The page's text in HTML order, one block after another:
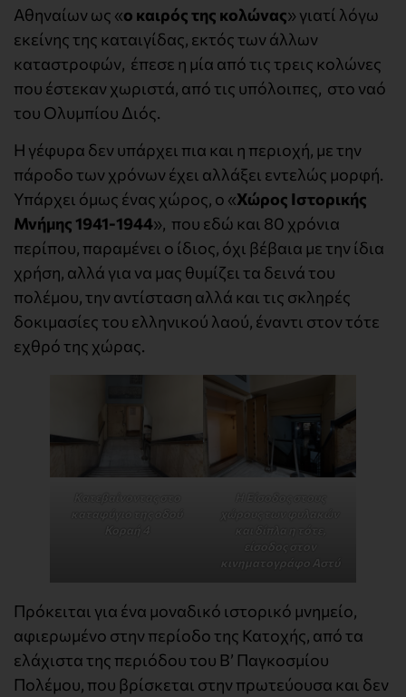
Αθηναίων ως «ο καιρός της κολώνας» γιατί λόγω
εκείνης της καταιγίδας, εκτός των άλλων
καταστροφών, έπεσε η μία από τις τρεις κολώνες
που έστεκαν χωριστά, από τις υπόλοιπες, στο ναό
του Ολυμπίου Διός.
Η γέφυρα δεν υπάρχει πια και η περιοχή, με την
πάροδο των χρόνων έχει αλλάξει εντελώς μορφή.
Υπάρχει όμως ένας χώρος, ο «Χώρος Ιστορικής
Μνήμης 1941-1944», που εδώ και 80 χρόνια
περίπου, παραμένει ο ίδιος, όχι βέβαια με την ίδια
χρήση, αλλά για να μας θυμίζει τα δεινά του
πολέμου, την αντίσταση αλλά και τις σκληρές
δοκιμασίες του ελληνικού λαού, έναντι στον τότε
εχθρό της χώρας.
καταφύγιο της οδού
Κοραή 4
Η Είσοδος στους
χώρους των φυλακών
και δίπλα η τότε,
είσοδος στον
κινηματογράφο Αστύ
Πρόκειται για ένα μοναδικό ιστορικό μνημείο,
αφιερωμένο στην περίοδο της Κατοχής, από τα
ελάχιστα της περιόδου του Β’ Παγκοσμίου
Πολέμου, που βρίσκεται στην πρωτεύουσα και δεν